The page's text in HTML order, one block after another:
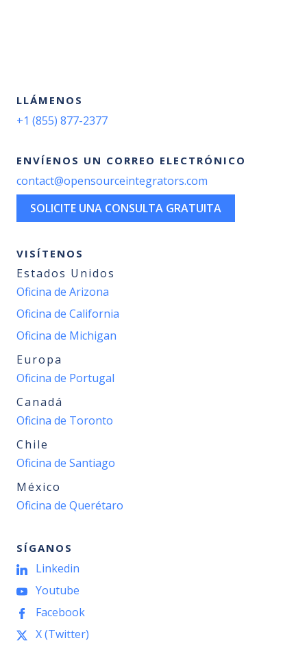
LLÁMENOS
+1 (855) 877-2377
ENVÍENOS UN CORREO ELECTRÓNICO
contact@opensourceintegrators.com
SOLICITE UNA CONSULTA GRATUITA
VISÍTENOS
Estados Unidos
Oficina de Arizona
Oficina de California
Oficina de Michigan
Europa
Oficina de Portugal
Canadá
Oficina de Toronto
Chile
Oficina de Santiago
México
Oficina de Querétaro
SÍGANOS
Linkedin
Youtube
Facebook
X (Twitter)